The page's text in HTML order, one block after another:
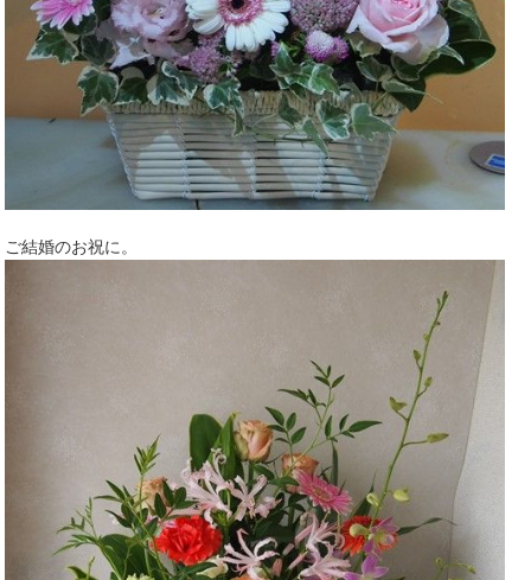
ご結婚のお祝に。